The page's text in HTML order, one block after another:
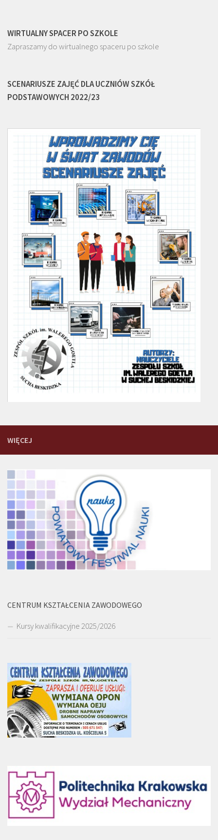
WIRTUALNY SPACER PO SZKOLE
Zapraszamy do wirtualnego spaceru po szkole
SCENARIUSZE ZAJĘĆ DLA UCZNIÓW SZKÓŁ
PODSTAWOWYCH 2022/23
WIĘCEJ
CENTRUM KSZTAŁCENIA ZAWODOWEGO
Kursy kwalifikacyjne 2025/2026